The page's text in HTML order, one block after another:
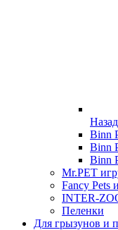
Назад
Binn
Binn
Binn
Mr.PET
Fancy Pets
INTER-
Пеленки
Для грызунов и